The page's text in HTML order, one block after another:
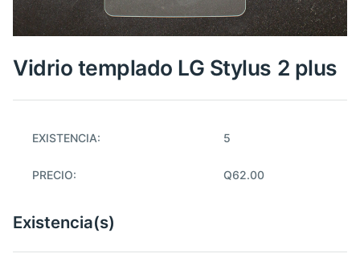
Vidrio templado LG Stylus 2 plus
EXISTENCIA: 5
PRECIO: Q62.00
Existencia(s)